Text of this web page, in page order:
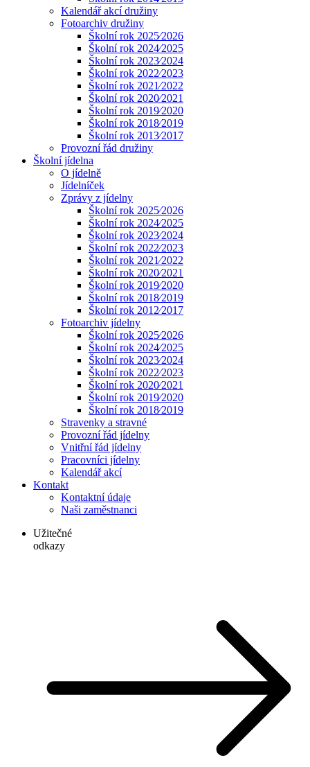
Kalendář akcí družiny
Fotoarchiv družiny
Školní rok 2025⁄2026
Školní rok 2024⁄2025
Školní rok 2023⁄2024
Školní rok 2022⁄2023
Školní rok 2021⁄2022
Školní rok 2020⁄2021
Školní rok 2019⁄2020
Školní rok 2018⁄2019
Školní rok 2013⁄2017
Provozní řád družiny
Školní jídelna
O jídelně
Jídelníček
Zprávy z jídelny
Školní rok 2025⁄2026
Školní rok 2024⁄2025
Školní rok 2023⁄2024
Školní rok 2022⁄2023
Školní rok 2021⁄2022
Školní rok 2020⁄2021
Školní rok 2019⁄2020
Školní rok 2018⁄2019
Školní rok 2012⁄2017
Fotoarchiv jídelny
Školní rok 2025⁄2026
Školní rok 2024⁄2025
Školní rok 2023⁄2024
Školní rok 2022⁄2023
Školní rok 2020⁄2021
Školní rok 2019⁄2020
Školní rok 2018⁄2019
Stravenky a stravné
Provozní řád jídelny
Vnitřní řád jídelny
Pracovníci jídelny
Kalendář akcí
Kontakt
Kontaktní údaje
Naši zaměstnanci
Užitečné
odkazy